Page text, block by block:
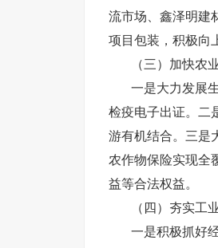
流市场、鑫泽明建
项目包装，积极向
（三）加快农
一是大力发展
检疫电子出证。二
游有机结合。三是
农作物保险实现全
益等合法权益。
（四）夯实工
一是积极抓好